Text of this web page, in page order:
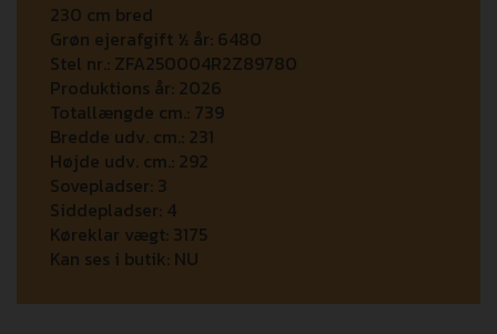
230 cm bred
Grøn ejerafgift ½ år: 6480
Stel nr.: ZFA250004R2Z89780
Produktions år: 2026
Totallængde cm.: 739
Bredde udv. cm.: 231
Højde udv. cm.: 292
Sovepladser: 3
Siddepladser: 4
Køreklar vægt: 3175
Kan ses i butik: NU